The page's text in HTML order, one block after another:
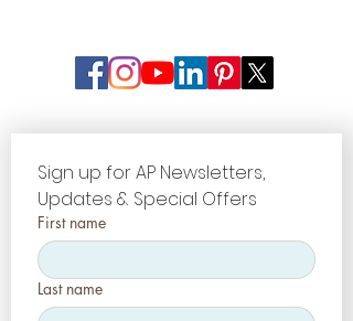
Sign up for AP Newsletters,
Updates & Special Offers
First name
Last name